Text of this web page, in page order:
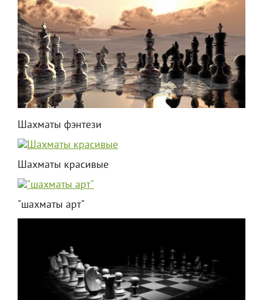
Шахматы фэнтези
Шахматы красивые
"шахматы арт"